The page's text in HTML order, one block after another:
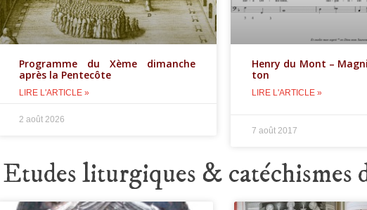
Programme du Xème dimanche
après la Pentecôte
LIRE L'ARTICLE »
2 août 2026
Henry du Mont –
ton
LIRE L'ARTICLE »
7 août 2017
Etudes liturgiques & catéchismes